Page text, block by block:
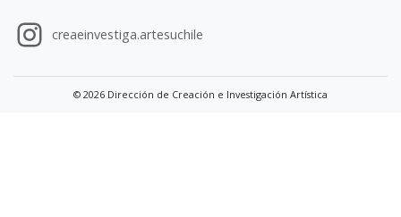
creaeinvestiga.artesuchile
© 2026 Dirección de Creación e Investigación Artística